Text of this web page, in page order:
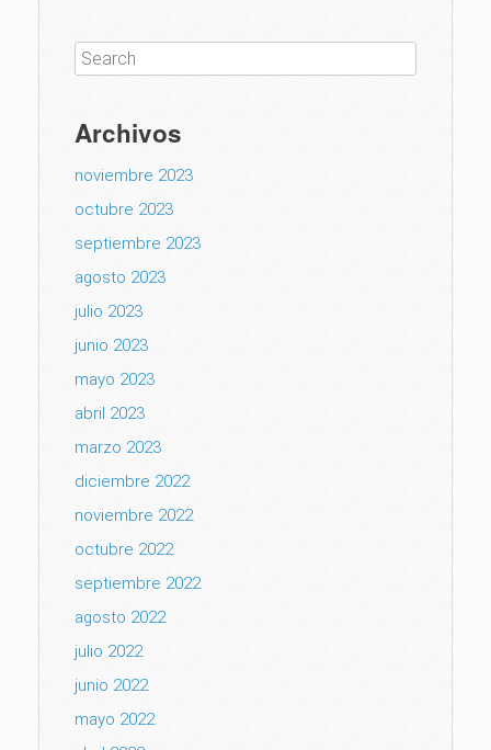
Archivos
noviembre 2023
octubre 2023
septiembre 2023
agosto 2023
julio 2023
junio 2023
mayo 2023
abril 2023
marzo 2023
diciembre 2022
noviembre 2022
octubre 2022
septiembre 2022
agosto 2022
julio 2022
junio 2022
mayo 2022